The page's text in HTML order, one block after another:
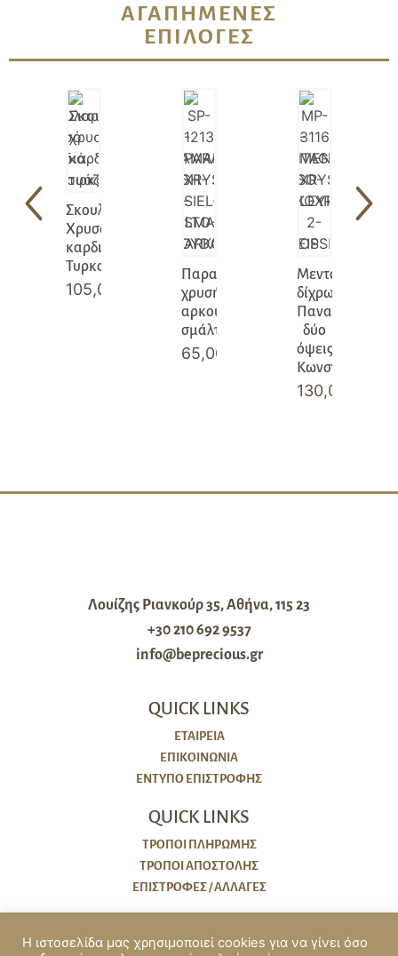
ΑΓΑΠΗΜΈΝΕΣ
ΕΠΙΛΟΓΈΣ
Σκουλαρίκια
Χρυσά
καρδιές
Τυρκουάζ
105,00
Παραμάνα
χρυσή
αρκουδάκι
σμάλτο
65,00
Μενταγιόν
δίχρωμο
Παναγία
δύο
όψεις
Κωνσταντινάτο
130,00
Λουίζης Ριανκούρ 35, Αθήνα, 115 23
+30 210 692 9537
info@beprecious.gr
QUICK LINKS
ΕΤΑΙΡΕΙΑ
ΕΠΙΚΟΙΝΩΝΙΑ
ΈΝΤΥΠΟ ΕΠΙΣΤΡΟΦΉΣ
QUICK LINKS
ΤΡΌΠΟΙ ΠΛΗΡΩΜΉΣ
ΤΡΌΠΟΙ ΑΠΟΣΤΟΛΉΣ
ΕΠΙΣΤΡΟΦΈΣ / ΑΛΛΑΓΈΣ
ΠΟΛΙΤΙΚΕΣ
Η ιστοσελίδα μας χρησιμοποιεί cookies για να γίνει όσο